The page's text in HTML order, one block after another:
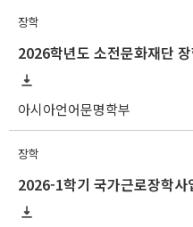
장학
2026학년도 소전문화재단
아시아언어문명학부
장학